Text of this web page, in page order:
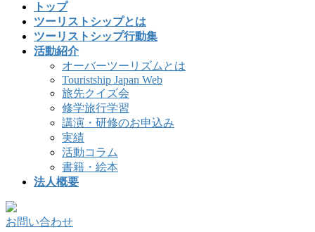
トップ
ツーリストシップとは
ツーリストシップ行動集
活動紹介
オーバーツーリズムとは
Touristship Japan Web
旅先クイズ会
修学旅行学習
講演・研修のお申込み
実績
活動コラム
書籍・絵本
法人概要
お問い合わせ